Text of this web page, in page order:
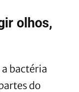
olhos,
bactéria
do